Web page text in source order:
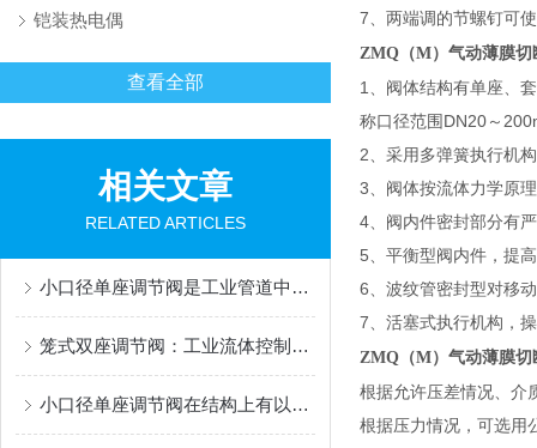
铠装热电偶
查看全部
相关文章
RELATED ARTICLES
小口径单座调节阀是工业管道中的精密流量控制单元
笼式双座调节阀：工业流体控制中的平衡艺术
小口径单座调节阀在结构上有以下几个特别之处
7、两端调的节螺钉可
ZMQ（M）气动薄膜切
1、阀体结构有单座、
称口径范围DN20～
2、采用多弹簧执行机
3、阀体按流体力学原
4、阀内件密封部分有
5、平衡型阀内件，提
6、波纹管密封型对移
7、活塞式执行机构，
ZMQ（M）气动薄膜切
根据允许压差情况、介
根据压力情况，可选用